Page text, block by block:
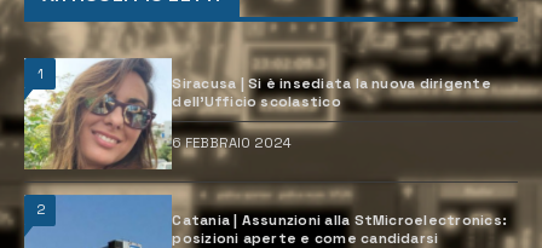
1
Siracusa | Si è insediata la nuova dirigente
dell’Ufficio scolastico
6 FEBBRAIO 2024
2
Catania | Assunzioni alla StMicroelectronics:
posizioni aperte e come candidarsi